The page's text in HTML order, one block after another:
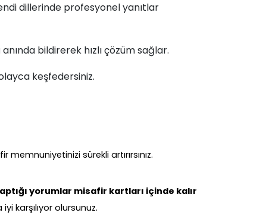
dillerinde profesyonel yanıtlar
bildirerek hızlı çözüm sağlar.
keşfedersiniz.
sürekli artırırsınız.
yorumlar misafir kartları içinde kalır
karşılıyor olursunuz.